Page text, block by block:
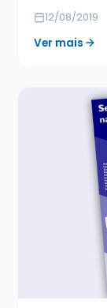
12/08/2019
Ver mais